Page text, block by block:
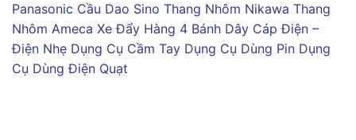
Panasonic Cầu Dao Sino Thang Nhôm Nikawa Thang
Nhôm Ameca Xe Đẩy Hàng 4 Bánh Dây Cáp Điện –
Điện Nhẹ Dụng Cụ Cầm Tay Dụng Cụ Dùng Pin Dụng
Cụ Dùng Điện Quạt